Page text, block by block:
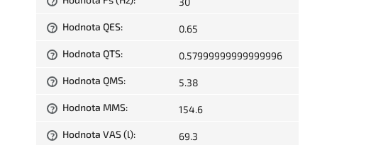
? Hodnota QES: 0.65
? Hodnota QTS: 0.57999999999999996
? Hodnota QMS: 5.38
? Hodnota MMS: 154.6
? Hodnota VAS (l): 69.3